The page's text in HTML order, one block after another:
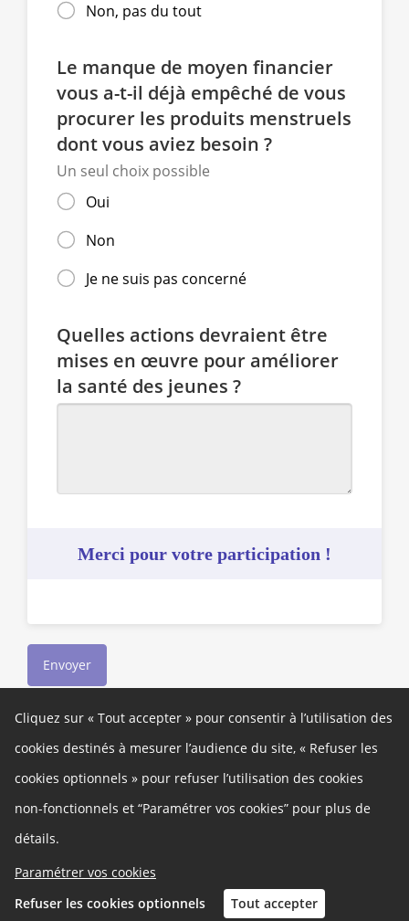
Non, pas du tout
Le manque de moyen financier
vous a-t-il déjà empêché de vous
procurer les produits menstruels
dont vous aviez besoin ?
Un seul choix possible
Oui
Non
Je ne suis pas concerné
Quelles actions devraient être
mises en œuvre pour améliorer
la santé des jeunes ?
Merci pour votre participation !
Envoyer
Cliquez sur « Tout accepter » pour consentir à l’utilisation des
cookies destinés à mesurer l’audience du site, « Refuser les
cookies optionnels » pour refuser l’utilisation des cookies
non-fonctionnels et “Paramétrer vos cookies” pour plus de
détails.
Paramétrer vos cookies
Refuser les cookies optionnels
Tout accepter
À propos
Ce site participatif a été réalisé grâce à la plateforme innovante de
participationCap Collectif, selon les principes de ladémocratie
ouverte
Cookies
Politique de confidentialité
Besoin d'aide ?
Contact